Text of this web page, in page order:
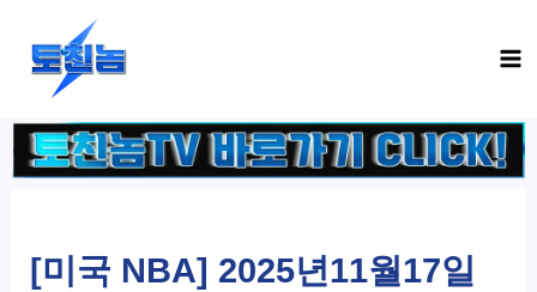
건
너
[미국 NBA] 2025년11월17일